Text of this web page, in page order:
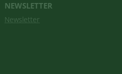
NEWSLETTER
Newsletter